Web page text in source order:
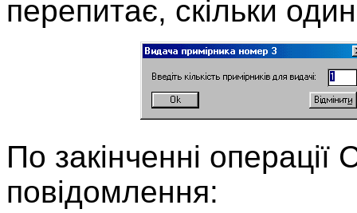
перепитає, скільки
По закінченні
повідомлення: